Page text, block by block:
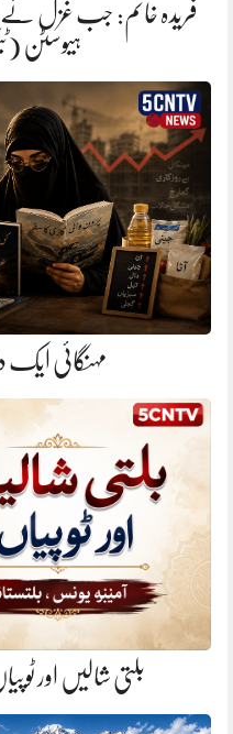
فریدہ خانم: جب غزل نے
ہیوسٹن
مہنگائی ایک
بلتی شالیں اور